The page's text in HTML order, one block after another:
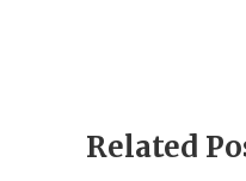
Related